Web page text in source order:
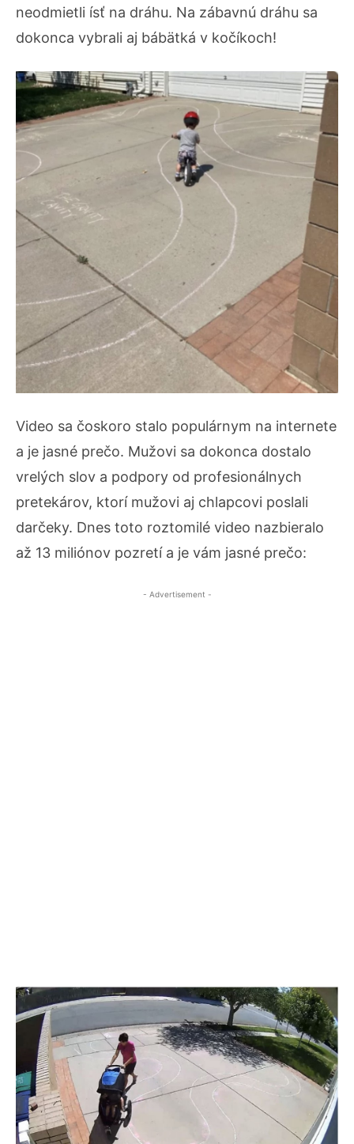
neodmietli ísť na dráhu. Na zábavnú dráhu sa
dokonca vybrali aj bábätká v kočíkoch!
Video sa čoskoro stalo populárnym na internete
a je jasné prečo. Mužovi sa dokonca dostalo
vrelých slov a podpory od profesionálnych
pretekárov, ktorí mužovi aj chlapcovi poslali
darčeky. Dnes toto roztomilé video nazbieralo
až 13 miliónov pozretí a je vám jasné prečo:
- Advertisement -